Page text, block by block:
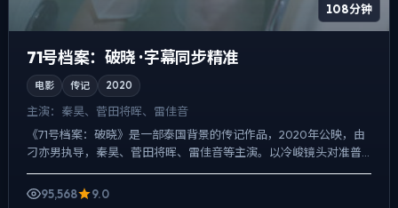
108分钟
71号档案：破晓 · 字幕同步精准
电影 传记 2020
主演： 秦昊、菅田将晖、雷佳音
《71号档案：破晓》是一部泰国背景的传记作品，2020年公映，由
刁亦男执导，秦昊、菅田将晖、雷佳音等主演。以冷峻镜头对准普
通人的抉择瞬间，爱情线并不喧宾夺主，却成为推动主角行动...
95,568
9.0